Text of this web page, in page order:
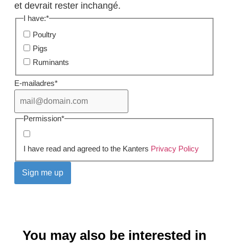
et devrait rester inchangé.
I have:*
Poultry
Pigs
Ruminants
E-mailadres*
Permission*
I have read and agreed to the Kanters Privacy Policy
You may also be interested in